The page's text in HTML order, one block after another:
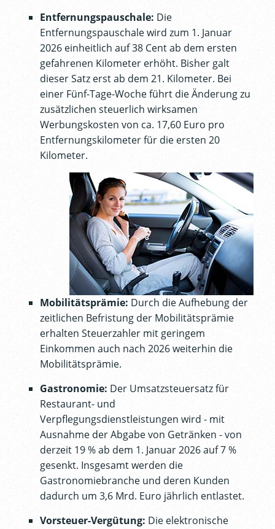
Entfernungspauschale: Die
Entfernungspauschale wird zum 1. Januar
2026 einheitlich auf 38 Cent ab dem ersten
gefahrenen Kilometer erhöht. Bisher galt
dieser Satz erst ab dem 21. Kilometer. Bei
einer Fünf-Tage-Woche führt die Änderung zu
zusätzlichen steuerlich wirksamen
Werbungskosten von ca. 17,60 Euro pro
Entfernungskilometer für die ersten 20
Kilometer.
Mobilitätsprämie: Durch die Aufhebung der
zeitlichen Befristung der Mobilitätsprämie
erhalten Steuerzahler mit geringem
Einkommen auch nach 2026 weiterhin die
Mobilitätsprämie.
Gastronomie: Der Umsatzsteuersatz für
Restaurant- und
Verpflegungsdienstleistungen wird - mit
Ausnahme der Abgabe von Getränken - von
derzeit 19 % ab dem 1. Januar 2026 auf 7 %
gesenkt. Insgesamt werden die
Gastronomiebranche und deren Kunden
dadurch um 3,6 Mrd. Euro jährlich entlastet.
Vorsteuer-Vergütung: Die elektronische